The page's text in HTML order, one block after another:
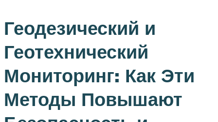
Геодезический и
Геотехнический
Мониторинг: Как Эти
Методы Повышают